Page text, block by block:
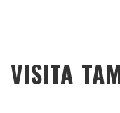
VISITA